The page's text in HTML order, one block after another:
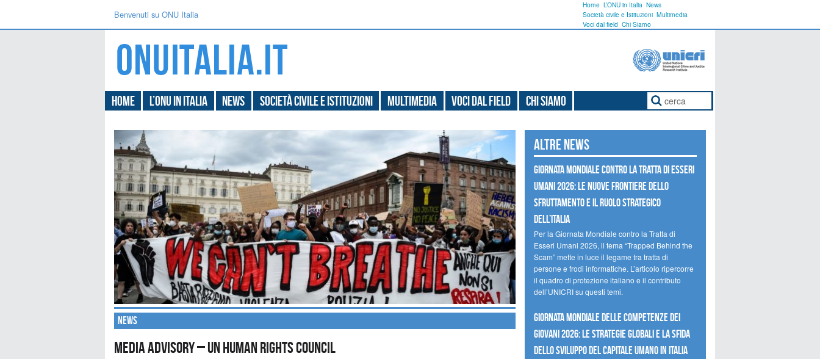
Benvenuti su ONU Italia
Home L’ONU in Italia News
Società civile e Istituzioni Multimedia
Voci dal field Chi Siamo
Home L’ONU in Italia News Società civile e Istituzioni Multimedia Voci dal field Chi Siamo
News
Media Advisory – UN Human Rights Council
Altre news
GIORNATA MONDIALE CONTRO LA TRATTA DI ESSERI
UMANI 2026: LE NUOVE FRONTIERE DELLO
SFRUTTAMENTO E IL RUOLO STRATEGICO
DELL’ITALIA
Per la Giornata Mondiale contro la Tratta di
Esseri Umani 2026, il tema “Trapped Behind the
Scam” mette in luce il legame tra tratta di
persone e frodi informatiche. L’articolo ripercorre
il quadro di protezione italiano e il contributo
dell’UNICRI su questi temi.
GIORNATA MONDIALE DELLE COMPETENZE DEI
GIOVANI 2026: LE STRATEGIE GLOBALI E LA SFIDA
DELLO SVILUPPO DEL CAPITALE UMANO IN ITALIA